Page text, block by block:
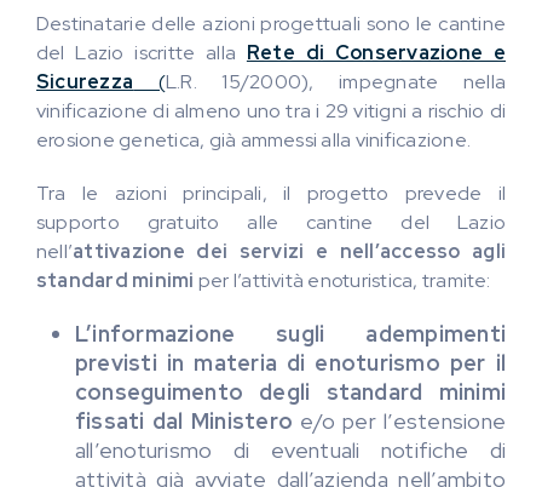
Destinatarie delle azioni progettuali sono le cantine
del Lazio iscritte alla Rete di Conservazione e
Sicurezza (L.R. 15/2000), impegnate nella
vinificazione di almeno uno tra i 29 vitigni a rischio di
erosione genetica, già ammessi alla vinificazione.
Tra le azioni principali, il progetto prevede il
supporto gratuito alle cantine del Lazio
nell’attivazione dei servizi e nell’accesso agli
standard minimi per l’attività enoturistica, tramite:
L’informazione sugli adempimenti
previsti in materia di enoturismo per il
conseguimento degli standard minimi
fissati dal Ministero e/o per l’estensione
all’enoturismo di eventuali notifiche di
attività già avviate dall’azienda nell’ambito